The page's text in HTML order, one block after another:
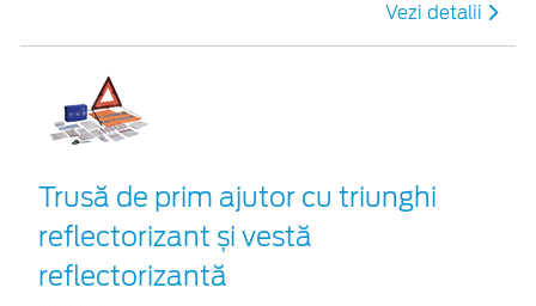
Vezi detalii
Trusă de prim ajutor cu triunghi
reflectorizant și vestă
reflectorizantă